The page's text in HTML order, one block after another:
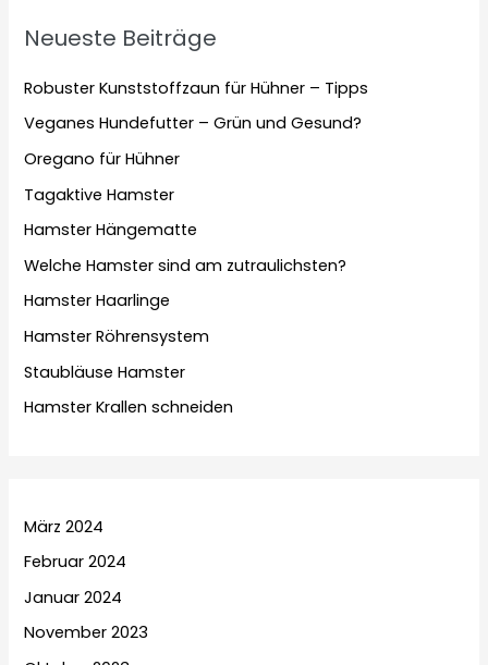
Neueste Beiträge
Robuster Kunststoffzaun für Hühner – Tipps
Veganes Hundefutter – Grün und Gesund?
Oregano für Hühner
Tagaktive Hamster
Hamster Hängematte
Welche Hamster sind am zutraulichsten?
Hamster Haarlinge
Hamster Röhrensystem
Staubläuse Hamster
Hamster Krallen schneiden
März 2024
Februar 2024
Januar 2024
November 2023